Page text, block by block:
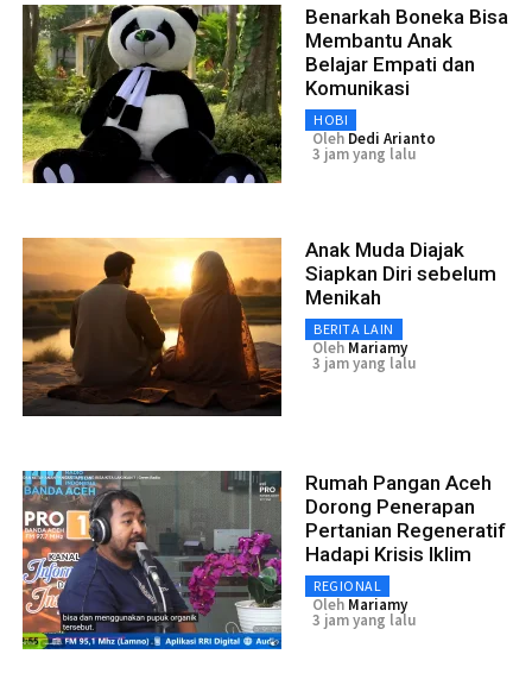
Benarkah Boneka Bisa
Membantu Anak
Belajar Empati dan
Komunikasi
HOBI
Oleh Dedi Arianto
3 jam yang lalu
Anak Muda Diajak
Siapkan Diri sebelum
Menikah
BERITA LAIN
Oleh Mariamy
3 jam yang lalu
Rumah Pangan Aceh
Dorong Penerapan
Pertanian Regeneratif
Hadapi Krisis Iklim
REGIONAL
Oleh Mariamy
3 jam yang lalu